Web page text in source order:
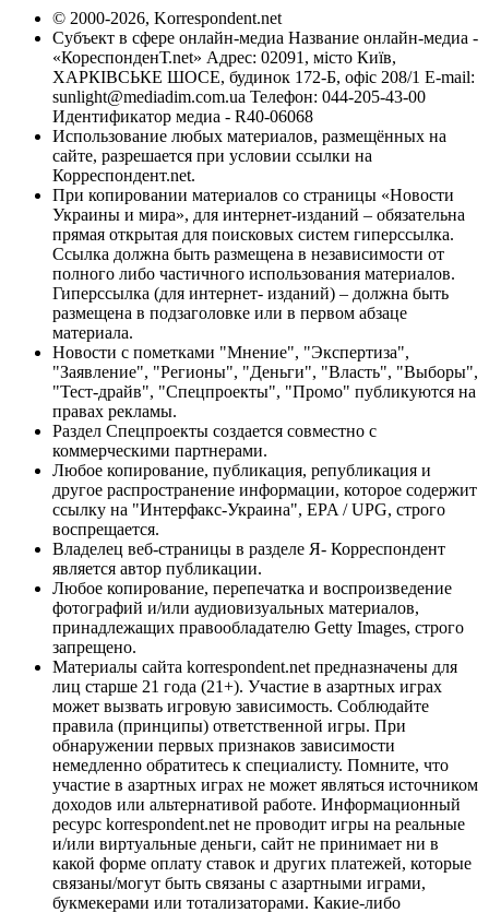
© 2000-2026, Korrespondent.net
Субъект в сфере онлайн-медиа Название онлайн-медиа -
«КореспонденТ.net» Адрес: 02091, місто Київ,
ХАРКІВСЬКЕ ШОСЕ, будинок 172-Б, офіс 208/1 E-mail:
sunlight@mediadim.com.ua Телефон: 044-205-43-00
Идентификатор медиа - R40-06068
Использование любых материалов, размещённых на
сайте, разрешается при условии ссылки на
Корреспондент.net.
При копировании материалов со страницы «Новости
Украины и мира», для интернет-изданий – обязательна
прямая открытая для поисковых систем гиперссылка.
Ссылка должна быть размещена в независимости от
полного либо частичного использования материалов.
Гиперссылка (для интернет- изданий) – должна быть
размещена в подзаголовке или в первом абзаце
материала.
Новости с пометками "Мнение", "Экспертиза",
"Заявление", "Регионы", "Деньги", "Власть", "Выборы",
"Тест-драйв", "Спецпроекты", "Промо" публикуются на
правах рекламы.
Раздел Спецпроекты создается совместно с
коммерческими партнерами.
Любое копирование, публикация, републикация и
другое распространение информации, которое содержит
ссылку на "Интерфакс-Украина", EPA / UPG, строго
воспрещается.
Владелец веб-страницы в разделе Я- Корреспондент
является автор публикации.
Любое копирование, перепечатка и воспроизведение
фотографий и/или аудиовизуальных материалов,
принадлежащих правообладателю Getty Images, строго
запрещено.
Материалы сайта korrespondent.net предназначены для
лиц старше 21 года (21+). Участие в азартных играх
может вызвать игровую зависимость. Соблюдайте
правила (принципы) ответственной игры. При
обнаружении первых признаков зависимости
немедленно обратитесь к специалисту. Помните, что
участие в азартных играх не может являться источником
доходов или альтернативой работе. Информационный
ресурс korrespondent.net не проводит игры на реальные
и/или виртуальные деньги, сайт не принимает ни в
какой форме оплату ставок и других платежей, которые
связаны/могут быть связаны с азартными играми,
букмекерами или тотализаторами. Какие-либо